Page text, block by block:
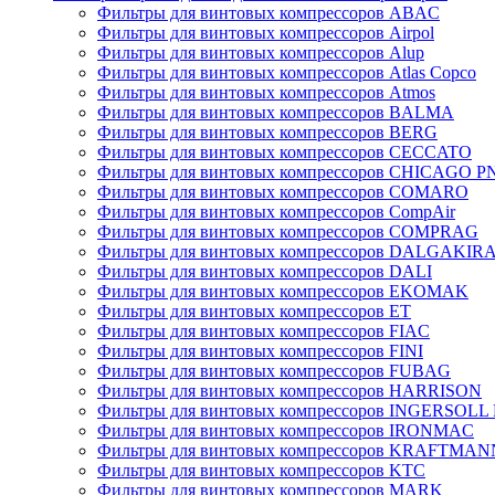
Фильтры для винтовых компрессоров ABAC
Фильтры для винтовых компрессоров Airpol
Фильтры для винтовых компрессоров Alup
Фильтры для винтовых компрессоров Atlas Copco
Фильтры для винтовых компрессоров Atmos
Фильтры для винтовых компрессоров BALMA
Фильтры для винтовых компрессоров BERG
Фильтры для винтовых компрессоров CECCATO
Фильтры для винтовых компрессоров CHICAGO
Фильтры для винтовых компрессоров COMARO
Фильтры для винтовых компрессоров CompAir
Фильтры для винтовых компрессоров COMPRAG
Фильтры для винтовых компрессоров
Фильтры для винтовых компрессоров DALI
Фильтры для винтовых компрессоров EKOMAK
Фильтры для винтовых компрессоров ET
Фильтры для винтовых компрессоров FIAC
Фильтры для винтовых компрессоров FINI
Фильтры для винтовых компрессоров FUBAG
Фильтры для винтовых компрессоров HARRISON
Фильтры для винтовых компрессоров
Фильтры для винтовых компрессоров IRONMAC
Фильтры для винтовых компрессоров
Фильтры для винтовых компрессоров KTC
Фильтры для винтовых компрессоров MARK